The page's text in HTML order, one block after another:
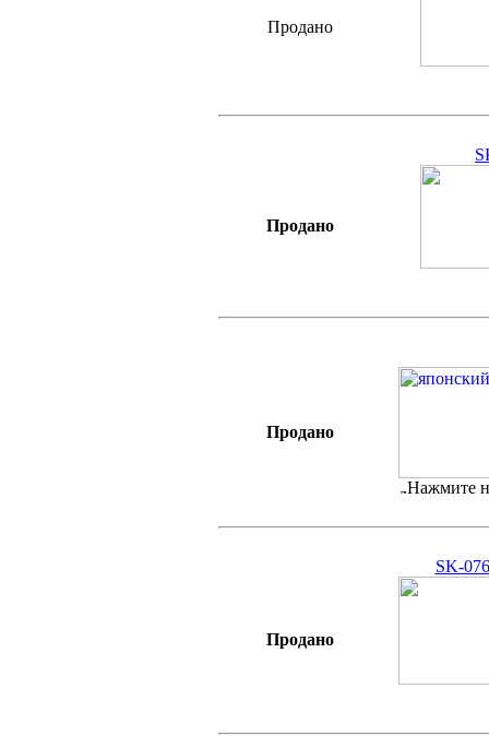
Продано
Продано
Продано
Нажмите
SK-
Продано